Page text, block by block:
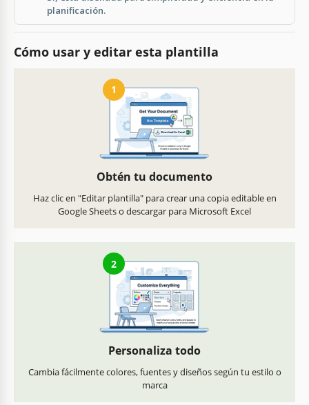
planificación.
Cómo usar y editar esta plantilla
1
Obtén tu documento
Haz clic en "Editar plantilla" para crear una copia editable en
Google Sheets o descargar para Microsoft Excel
2
Personaliza todo
Cambia fácilmente colores, fuentes y diseños según tu estilo o
marca